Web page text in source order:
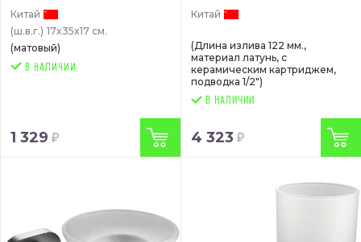
Китай
(ш.в.г.) 17x35x17 см.
(матовый)
1 329
Китай
(Длина излива 122 мм.,
материал латунь, с
керамическим картриджем,
подводка 1/2")
В НАЛИЧИИ
4 323